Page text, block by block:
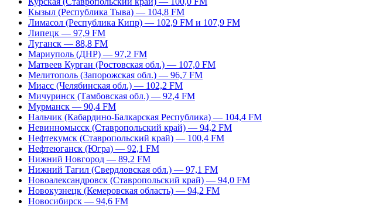
Кызыл (Республика Тыва) — 104,8 FM
Лимасол (Республика Кипр) — 102,9 FM и 107,9 FM
Липецк — 97,9 FM
Луганск — 88,8 FM
Мариуполь (ДНР) — 97,2 FM
Матвеев Курган (Ростовская обл.) — 107,0 FM
Мелитополь (Запорожская обл.) — 96,7 FM
Миасс (Челябинская обл.) — 102,2 FM
Мичуринск (Тамбовская обл.) — 92,4 FM
Мурманск — 90,4 FM
Нальчик (Кабардино-Балкарская Республика) — 104,4 FM
Невинномысск (Ставропольский край) — 94,2 FM
Нефтекумск (Ставропольский край) — 100,4 FM
Нефтеюганск (Югра) — 92,1 FM
Нижний Новгород — 89,2 FM
Нижний Тагил (Свердловская обл.) — 97,1 FM
Новоалександровск (Ставропольский край) — 94,0 FM
Новокузнецк (Кемеровская область) — 94,2 FM
Новосибирск — 94,6 FM